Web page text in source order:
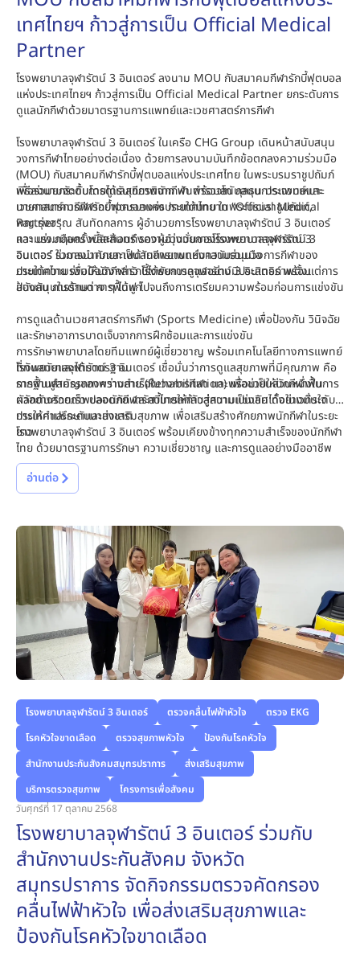
เทศไทยฯ ก้าวสู่การเป็น Official Medical
Partner
โรงพยาบาลจุฬารัตน์ 3 อินเตอร์ ลงนาม MOU กับสมาคมกีฬารักบี้ฟุตบอล
แห่งประเทศไทยฯ ก้าวสู่การเป็น Official Medical Partner ยกระดับการ
ดูแลนักกีฬาด้วยมาตรฐานการแพทย์และเวชศาสตร์การกีฬา
โรงพยาบาลจุฬารัตน์ 3 อินเตอร์ ในเครือ CHG Group เดินหน้าสนับสนุน
วงการกีฬาไทยอย่างต่อเนื่อง ด้วยการลงนามบันทึกข้อตกลงความร่วมมือ
(MOU) กับสมาคมกีฬารักบี้ฟุตบอลแห่งประเทศไทย ในพระบรมราชูปถัมภ์
เพื่อร่วมยกระดับการดูแลสุขภาพนักกีฬา พร้อมสนับสนุนการแพทย์และ
เวชศาสตร์การกีฬาอย่างครบวงจร ภายใต้บทบาท “Official Medical
Partner”
พิธีลงนามจัดขึ้นโดยได้รับเกียรติจาก พันตำรวจโท กุลธน ประจวบเหมาะ
นายกสมาคมกีฬารักบี้ฟุตบอลแห่งประเทศไทย ในพระบรมราชูปถัมภ์,
พญ.รุ่งอรุณ สันทัดกลการ ผู้อำนวยการโรงพยาบาลจุฬารัตน์ 3 อินเตอร์
และ นพ.กฤษณ์ พลัสสินทร์ รองผู้อำนวยการโรงพยาบาลจุฬารัตน์ 3
อินเตอร์ ร่วมลงนามและเป็นสักขีพยานแห่งความร่วมมือ
ความร่วมมือครั้งนี้สะท้อนถึงความมุ่งมั่นของโรงพยาบาลจุฬารัตน์ 3
อินเตอร์ ในการนำศักยภาพด้านการแพทย์มาสนับสนุนวงการกีฬาของ
ประเทศไทย เพื่อให้นักกีฬารักบี้ได้รับการดูแลอย่างมีประสิทธิภาพตั้งแต่การ
ป้องกัน การรักษา การฟื้นฟู ไปจนถึงการเตรียมความพร้อมก่อนการแข่งขัน
ภายใต้ความร่วมมือดังกล่าว โรงพยาบาลจุฬารัตน์ 3 อินเตอร์ พร้อม
สนับสนุนในด้านต่าง ๆ ได้แก่
การดูแลด้านเวชศาสตร์การกีฬา (Sports Medicine) เพื่อป้องกัน วินิจฉัย
และรักษาอาการบาดเจ็บจากการฝึกซ้อมและการแข่งขัน
การรักษาพยาบาลโดยทีมแพทย์ผู้เชี่ยวชาญ พร้อมเทคโนโลยีทางการแพทย์
ที่ทันสมัยและได้มาตรฐาน
การฟื้นฟูสมรรถภาพร่างกาย (Rehabilitation) เพื่อช่วยให้นักกีฬาฟื้น
ตัวอย่างรวดเร็ว ปลอดภัย และสามารถกลับสู่สนามแข่งขันได้อย่างมั่นใจ
การให้คำปรึกษาและส่งเสริมสุขภาพ เพื่อเสริมสร้างศักยภาพนักกีฬาในระยะ
ยาว
โรงพยาบาลจุฬารัตน์ 3 อินเตอร์ เชื่อมั่นว่าการดูแลสุขภาพที่มีคุณภาพ คือ
รากฐานสำคัญของความสำเร็จในวงการกีฬา และพร้อมเป็นส่วนหนึ่งในการ
ผลักดันศักยภาพของนักกีฬารักบี้ไทยให้ก้าวสู่ความเป็นเลิศ ทั้งในเวทีระดับ
ประเทศและระดับนานาชาติ
โรงพยาบาลจุฬารัตน์ 3 อินเตอร์ พร้อมเคียงข้างทุกความสำเร็จของนักกีฬา
ไทย ด้วยมาตรฐานการรักษา ความเชี่ยวชาญ และการดูแลอย่างมืออาชีพ
อ่านต่อ
โรงพยาบาลจุฬารัตน์ 3 อินเตอร์ ตรวจคลื่นไฟฟ้าหัวใจ
ตรวจ EKG
โรคหัวใจขาดเลือด
ตรวจสุขภาพหัวใจ
ป้องกันโรคหัวใจ
สำนักงานประกันสังคมสมุทรปราการ
ส่งเสริมสุขภาพ
บริการตรวจสุขภาพ
โครงการเพื่อสังคม
วันศุกร์ที่ 17 ตุลาคม 2568
โรงพยาบาลจุฬารัตน์ 3 อินเตอร์ ร่วมกับ
สำนักงานประกันสังคม จังหวัด
สมุทรปราการ จัดกิจกรรมตรวจคัดกรอง
คลื่นไฟฟ้าหัวใจ เพื่อส่งเสริมสุขภาพและ
ป้องกันโรคหัวใจขาดเลือด